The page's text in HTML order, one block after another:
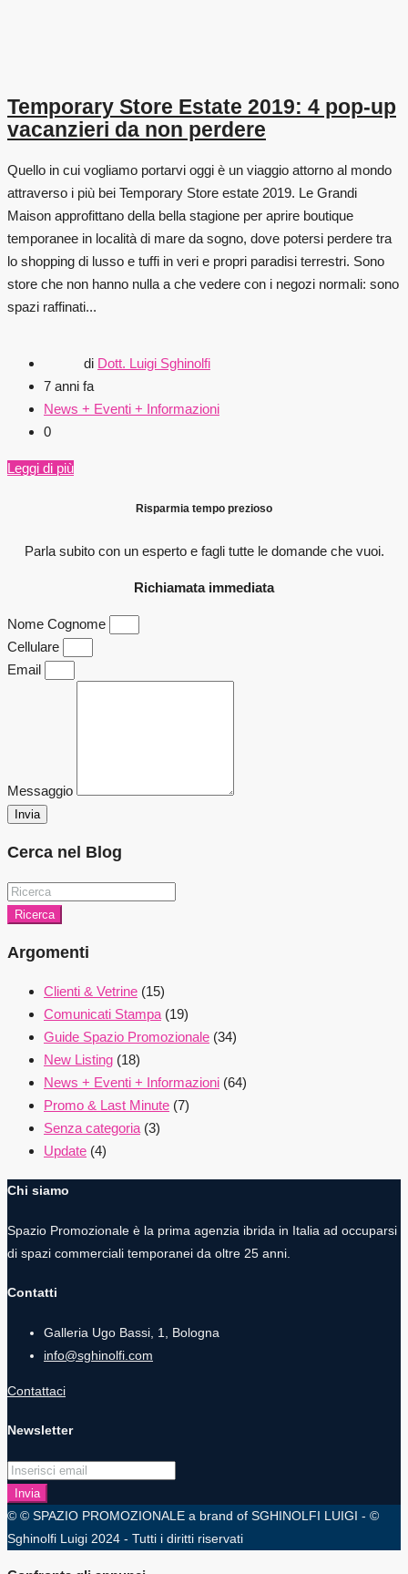
Temporary Store Estate 2019: 4 pop-up
vacanzieri da non perdere
Quello in cui vogliamo portarvi oggi è un viaggio attorno al mondo
attraverso i più bei Temporary Store estate 2019. Le Grandi
Maison approfittano della bella stagione per aprire boutique
temporanee in località di mare da sogno, dove potersi perdere tra
lo shopping di lusso e tuffi in veri e propri paradisi terrestri. Sono
store che non hanno nulla a che vedere con i negozi normali: sono
spazi raffinati...
di Dott. Luigi Sghinolfi
7 anni fa
News + Eventi + Informazioni
0
Leggi di più
Risparmia tempo prezioso
Parla subito con un esperto e faglitutte le domande che vuoi.
Richiamata immediata
Nome Cognome
Cellulare
Email
Messaggio
Invia
Cerca nel Blog
Ricerca
Argomenti
Clienti & Vetrine (15)
Comunicati Stampa(19)
Guide Spazio Promozionale (34)
New Listing (18)
News + Eventi + Informazioni (64)
Promo & Last Minute (7)
Senza categoria(3)
Update (4)
Chi siamo
Spazio Promozionale è la prima agenzia ibrida in Italia ad occuparsi
di spazi commerciali temporanei da oltre 25 anni.
Contatti
Galleria Ugo Bassi, 1, Bologna
info@sghinolfi.com
Contattaci
Newsletter
Invia
© © SPAZIO PROMOZIONALE a brand of SGHINOLFI LUIGI - ©
Sghinolfi Luigi 2024 - Tutti i diritti riservati